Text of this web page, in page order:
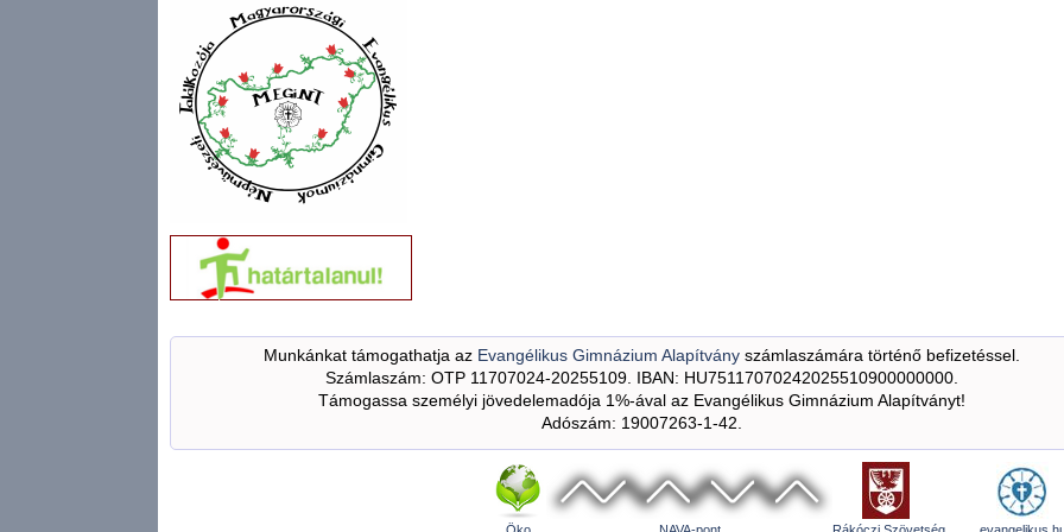
Munkánkat támogathatja az Evangélikus Gimnázium Alapítványszámlaszámára történő befizetéssel.
Számlaszám: OTP 11707024-20255109. IBAN: HU75117070242025510900000000.
Támogassa személyi jövedelemadója 1%-ával az Evangélikus Gimnázium Alapítványt!
Adószám: 19007263-1-42.